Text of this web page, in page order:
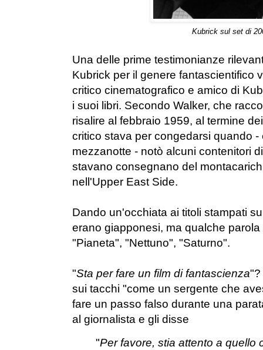
Kubricksul set di
Una delle prime testimonianze
Kubrick per il genere fantascientifico
critico cinematografico e amico di
i suoi libri. Secondo Walker, che
risalire al febbraio 1959, al termine
critico stava per congedarsi quando
mezzanotte - notò alcuni contenitori
stavano consegnano del
nell'Upper East Side.
Dando un'occhiata ai titoli stampati
erano giapponesi, ma qualche
"Pianeta", "Nettuno", "Saturno".
"Sta per fare un film di fantascienza"?
sui tacchi "come un sergente che
fare un passo falso durante una
al giornalista e gli disse
"Per favore, stia attento a quello